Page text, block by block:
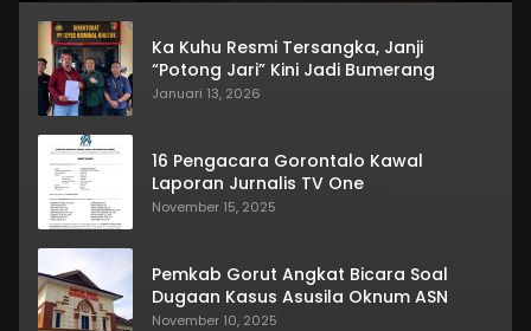
Ka Kuhu Resmi Tersangka, Janji
“Potong Jari” Kini Jadi Bumerang
Januari 13, 2026
16 Pengacara Gorontalo Kawal
Laporan Jurnalis TV One
November 15, 2025
Pemkab Gorut Angkat Bicara Soal
Dugaan Kasus Asusila Oknum ASN
November 10, 2025